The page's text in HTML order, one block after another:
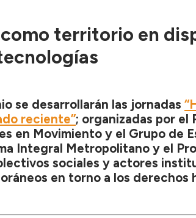
territorio en
se desarrollarán las jornadas
reciente”; organizadas por el
en Movimiento y el Grupo de
Integral Metropolitano y el
sociales y actores
en torno a los derechos